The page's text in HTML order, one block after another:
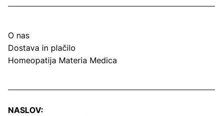
O nas
Dostava in plačilo
Homeopatija Materia Medica
NASLOV: